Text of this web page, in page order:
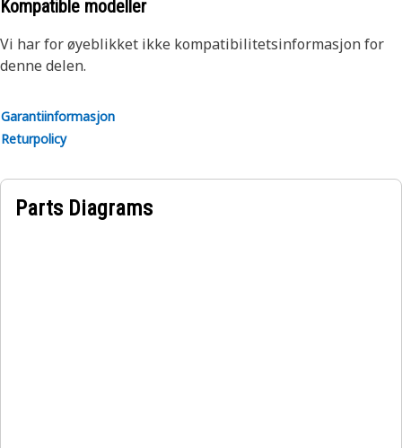
Kompatible modeller
Vi har for øyeblikket ikke kompatibilitetsinformasjon for
denne delen.
Garantiinformasjon
Returpolicy
Parts Diagrams